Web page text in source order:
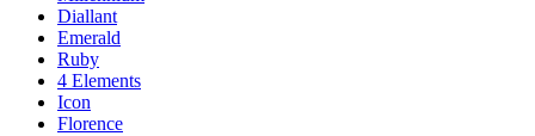
Diallant
Emerald
Ruby
4 Elements
Icon
Florence